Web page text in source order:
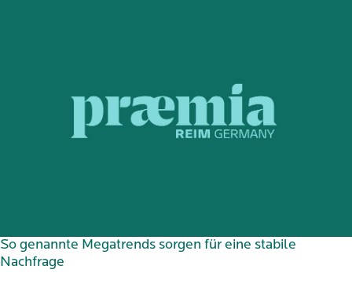
So genannte Megatrends sorgen für eine stabile
Nachfrage